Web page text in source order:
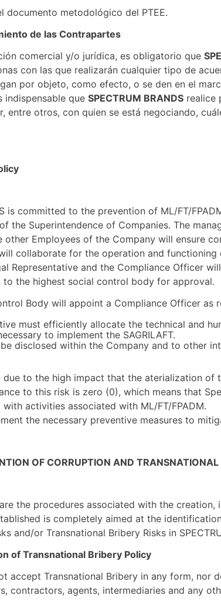
documento metodológico del PTEE.
de las Contrapartes
comercial y/o jurídica, es obligatorio que
con las que realizarán cualquier tipo de
por objeto, como efecto, o se den en el
indispensable que SPECTRUM BRANDSrealice
entre otros, con quien se está negociando,
is committed to the prevention of ML/FT/
the Superintendence of Companies. The
other Employees of the Company will ensure
collaborate for the operation and
Representative and the Compliance Officer
to the highest social control body for approval.
Body will appoint a Compliance Officer
must efficiently allocate the technical and
to implement the SAGRILAFT.
be disclosed within the Company and to other
due to the high impact that the aterialization of
to this risk is zero (0), which means that
activities associated with ML/FT/FPADM.
the necessary preventive measures to
OF CORRUPTION AND TRANSNATIONAL
the procedures associated with the creation,
is completely aimed at the
and/or Transnational Bribery Risks in
of Transnational Bribery Policy
accept Transnational Bribery in any form,
contractors, agents, intermediaries and any